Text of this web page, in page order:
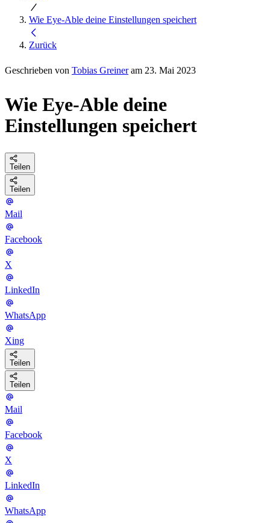
Wie Eye-Able deine Einstellungen speichert
Zurück
Geschrieben von Tobias Greineram 23. Mai 2023
Wie Eye-Able deine
Einstellungen speichert
Teilen
Teilen
Mail
Facebook
X
LinkedIn
WhatsApp
Xing
Teilen
Teilen
Mail
Facebook
X
LinkedIn
WhatsApp